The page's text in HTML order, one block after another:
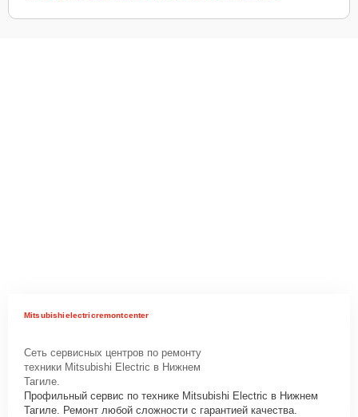
Mitsubishielectricremontcenter
Сеть сервисных центров по ремонту
техники Mitsubishi Electric в Нижнем
Тагиле.
Профильный сервис по технике Mitsubishi Electric в Нижнем
Тагиле. Ремонт любой сложности с гарантией качества.